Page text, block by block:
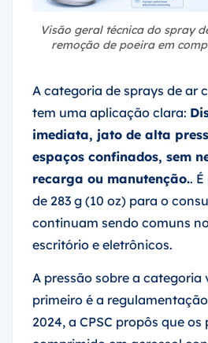
remoção de poeira em
tem uma aplicação clara:
imediata, jato de alta
espaços confinados, sem
recarga ou manutenção.
.
de 283 g (10 oz) para o
continuam sendo comuns
primeiro é a
2024, a CPSC propôs que os
comprimido em aerossol